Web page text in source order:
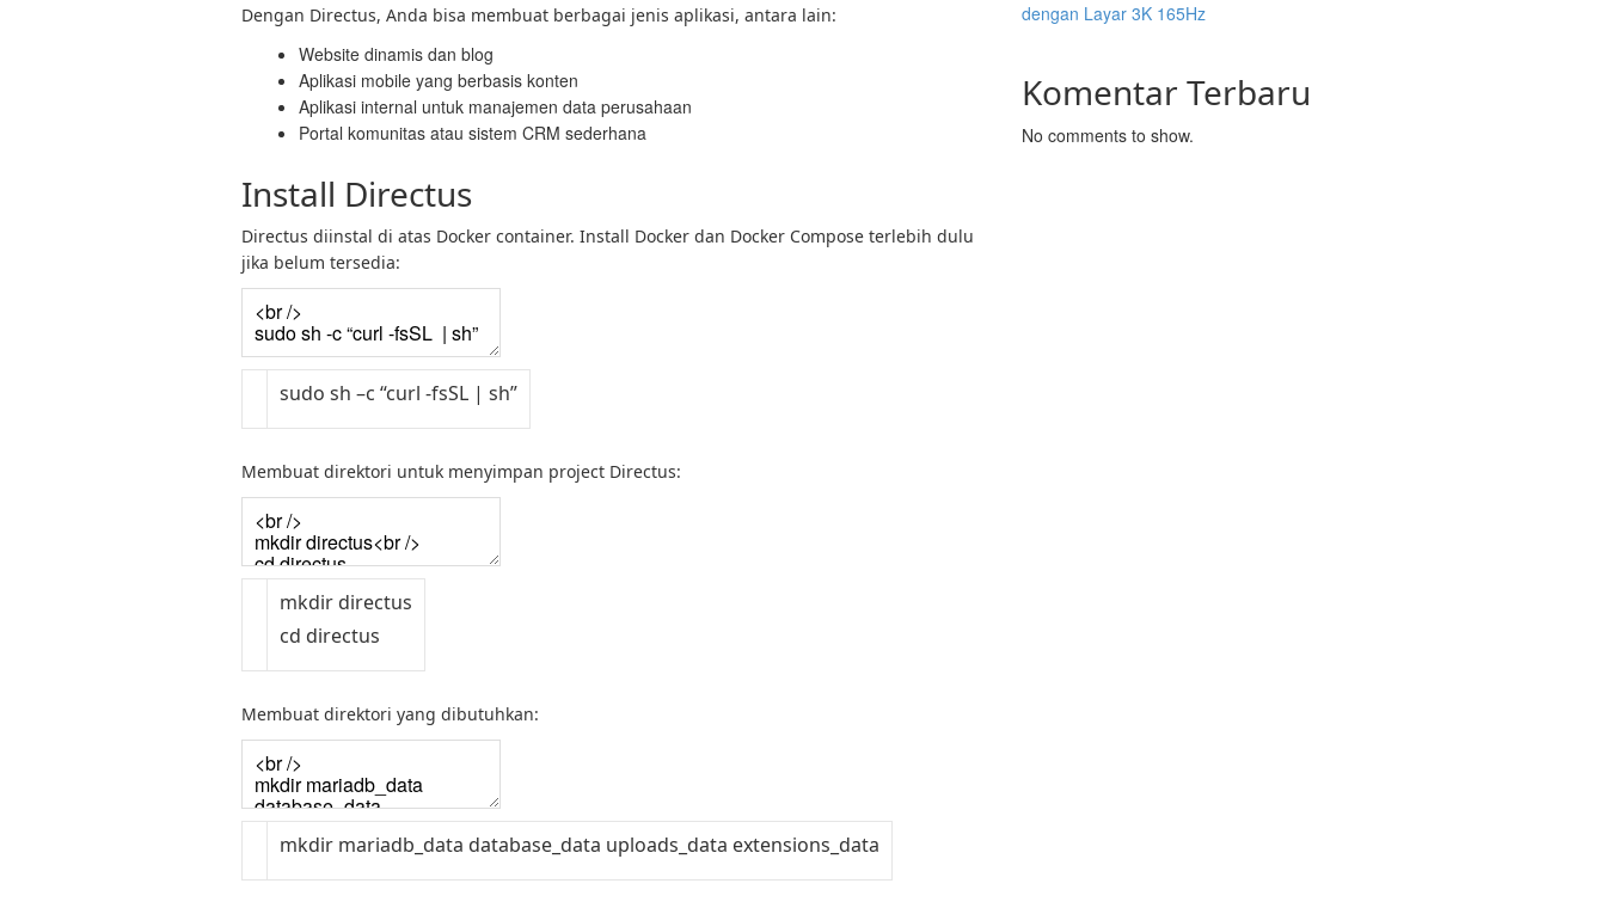
Dengan Directus, Anda bisa membuat berbagai jenis aplikasi, antara lain:
Website dinamis dan blog
Aplikasi mobile yang berbasis konten
Aplikasi internal untuk manajemen data perusahaan
Portal komunitas atau sistem CRM sederhana
Install Directus
Directus diinstal di atas Docker container. Install Docker dan Docker Compose terlebih dulu
jika belum tersedia:
sudo sh –c “curl -fsSL | sh”
Membuat direktori untuk menyimpan project Directus:
mkdir directus
cd directus
Membuat direktori yang dibutuhkan:
mkdir mariadb_data database_data uploads_data extensions data
dengan Layar 3K 165Hz
Komentar Terbaru
No comments to show.